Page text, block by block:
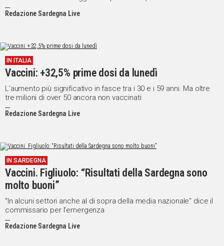
Redazione Sardegna Live
IN ITALIA
Vaccini: +32,5% prime dosi da lunedì
L’aumento più significativo in fasce tra i 30 e i 59 anni. Ma oltre
tre milioni di over 50 ancora non vaccinati
Redazione Sardegna Live
IN SARDEGNA
Vaccini. Figliuolo: “Risultati della Sardegna sono
molto buoni”
"In alcuni settori anche al di sopra della media nazionale" dice il
commissario per l’emergenza
Redazione Sardegna Live